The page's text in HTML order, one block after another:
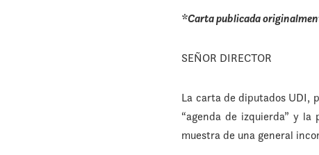
*Carta publicada
SEÑOR DIRECTOR
La carta de diputados UDI,
“agenda de izquierda” y
muestra de una general